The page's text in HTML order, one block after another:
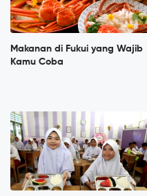
Makanan di Fukui yang Wajib
Kamu Coba